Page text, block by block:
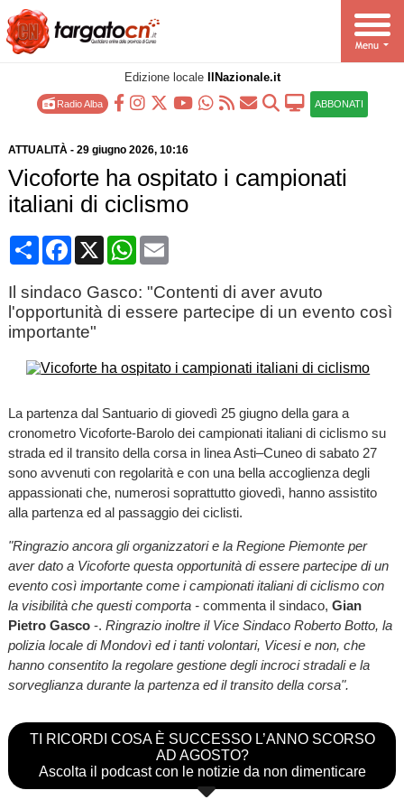
Edizione locale IlNazionale.it
Radio Alba ABBONATI
ATTUALITÀ- 29 giugno 2026, 10:16
Vicoforte ha ospitato i campionati
italiani di ciclismo
CondividiFacebook
X WhatsApp
Email
Il sindaco Gasco: "Contenti di aver avuto
l'opportunità di essere partecipe di un evento così
importante"
La partenza dal Santuario di giovedì 25 giugno della gara a
cronometro Vicoforte-Barolo dei campionati italiani di ciclismo su
strada ed il transito della corsa in linea Asti–Cuneo di sabato 27
sono avvenuti con regolarità e con una bella accoglienza degli
appassionati che, numerosi soprattutto giovedì, hanno assistito
alla partenza ed al passaggio dei ciclisti.
"Ringrazio ancora gli organizzatori e la Regione Piemonte per
aver dato a Vicoforte questa opportunità di essere partecipe di un
evento così importante come i campionati italiani di ciclismo con
la visibilità che questi comporta -commenta il sindaco, Gian
Pietro Gasco -. Ringrazio inoltre il Vice Sindaco Roberto Botto, la
polizia locale di Mondovì ed i tanti volontari, Vicesi e non, che
hanno consentito la regolare gestione degli incroci stradali e la
sorveglianza durante la partenza ed il transito della corsa".
TI RICORDI COSA È SUCCESSO L’ANNO SCORSO
AD AGOSTO?
Ascolta il podcast con le notizie da non dimenticare